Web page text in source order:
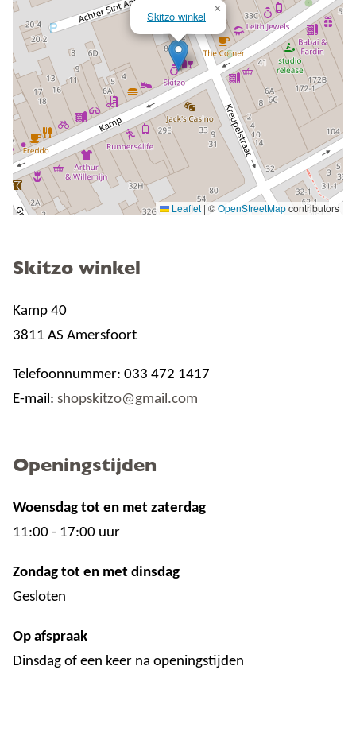
Skitzo winkel
×
Leaflet | ©OpenStreetMapcontributors
Skitzo winkel
Kamp 40
3811 AS Amersfoort
Telefoonnummer: 033 472 1417
E-mail: shopskitzo@gmail.com
Openingstijden
Woensdag tot en met zaterdag
11:00 - 17:00 uur
Zondag tot en met dinsdag
Gesloten
Op afspraak
Dinsdag of een keer na openingstijden